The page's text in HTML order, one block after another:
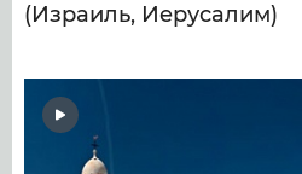
(Израиль, Иерусалим)